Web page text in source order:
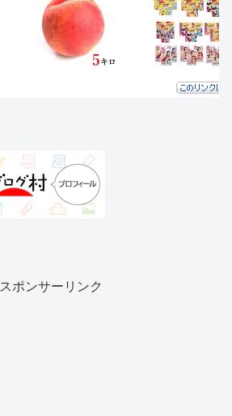
スポンサーリンク